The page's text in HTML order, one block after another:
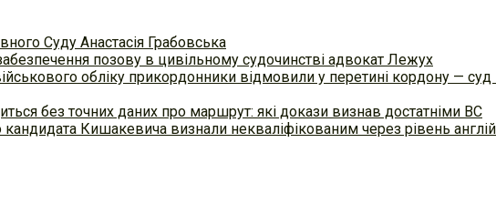
Суду Анастасія Грабовська
позову в цивільному судочинстві адвокат Лежух
обліку прикордонники відмовили у перетині кордону —
без точних даних про маршрут: які докази визнав достатніми ВС
Кишакевича визнали некваліфікованим через рівень